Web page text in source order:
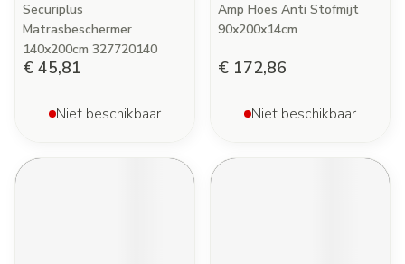
Securiplus
Matrasbeschermer
140x200cm 327720140
€ 45,81
Niet beschikbaar
Amp Hoes Anti Stofmijt
90x200x14cm
€ 172,86
Niet beschikbaar